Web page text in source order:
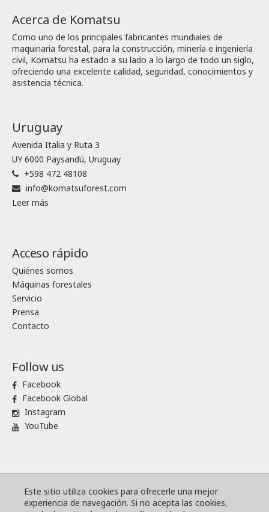
Acerca de Komatsu
Como uno de los principales fabricantes mundiales de
maquinaria forestal, para la construcción, minería e ingeniería
civil, Komatsu ha estado a su lado a lo largo de todo un siglo,
ofreciendo una excelente calidad, seguridad, conocimientos y
asistencia técnica.
Uruguay
Avenida Italia y Ruta 3
UY 6000 Paysandú, Uruguay
+598 472 48108
info@komatsuforest.com
Leer más
Acceso rápido
Quiénes somos
Máquinas forestales
Servicio
Prensa
Contacto
Follow us
Facebook
Facebook Global
Instagram
YouTube
® Komatsu Forest
Mapa de sitio
Términos y condiciones
Este sitio utiliza cookies para ofrecerle una mejor
experiencia de navegación. Si no acepta las cookies,